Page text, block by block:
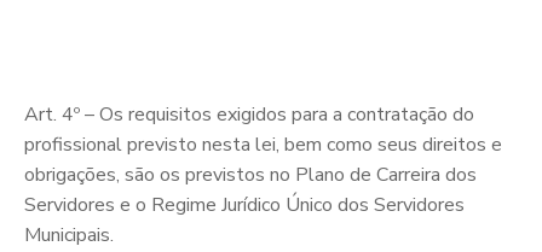
Art. 4º – Os requisitos exigidos para a contratação do
profissional previsto nesta lei, bem como seus direitos e
obrigações, são os previstos no Plano de Carreira dos
Servidores e o Regime Jurídico Único dos Servidores
Municipais.